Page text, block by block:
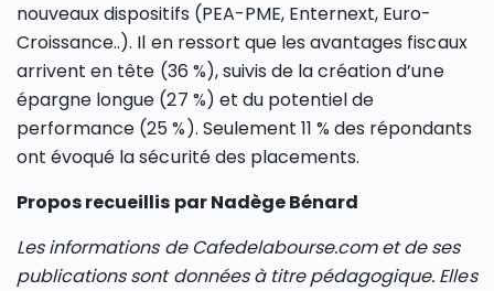
nouveaux dispositifs (PEA-PME, Enternext, Euro-
Croissance..). Il en ressort que les avantages fiscaux
arrivent en tête (36 %), suivis de la création d’une
épargne longue (27 %) et du potentiel de
performance (25 %). Seulement 11 % des répondants
ont évoqué la sécurité des placements.
Propos recueillis par Nadège Bénard
Les informations de Cafedelabourse.com et de ses
publications sont données à titre pédagogique. Elles